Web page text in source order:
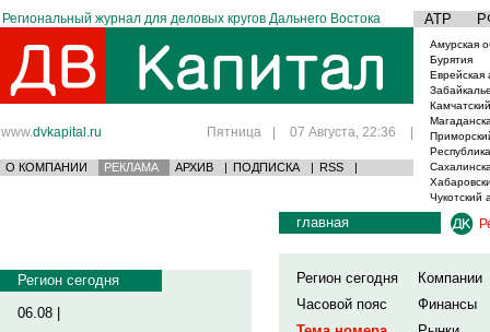
Региональный журнал для деловых кругов Дальнего Востока АТР
www.dvkapital.ru Пятница | 07 Августа, 22:36 |
О КОМПАНИИ РЕКЛАМА АРХИВ | ПОДПИСКА | RSS |
Амурская
Бурятия
Еврейская
Чукотский
Регион сегодня
06.08 |
главная
Регион сегодня
Компании
Часовой пояс
Финансы